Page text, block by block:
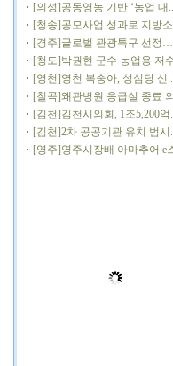
[의성]공동영농 기반 ‘농업 대..
[청송]공모사업 성과로 지방
[경주]글로벌 관광특구 선정
[청도]박권현 군수 농업용 저
[영천]영천 복숭아, 성심당 신..
[칠곡]왜관병원 응급실 종료
[김천]김천시의회, 1조5,200억
[김천]2차 공공기관 유치 범시
[영주]영주시장배 아마추어 e